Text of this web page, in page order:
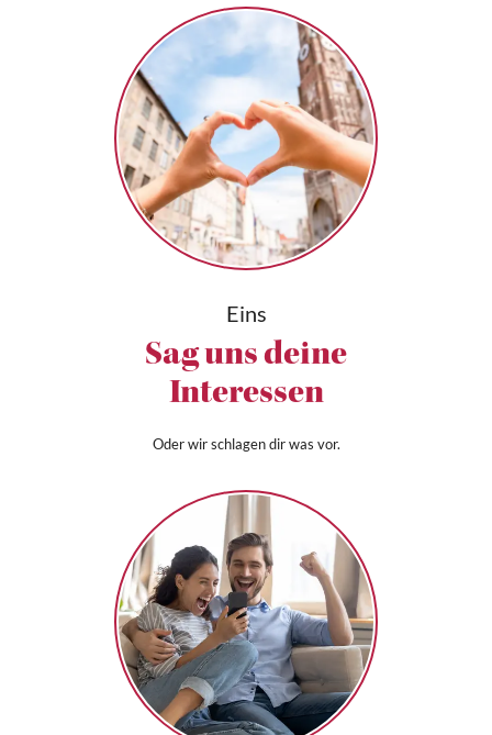
Eins
Sag uns deine
Interessen
Oder wir schlagen dir was vor.